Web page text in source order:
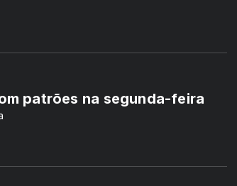
patrões na segunda-feira